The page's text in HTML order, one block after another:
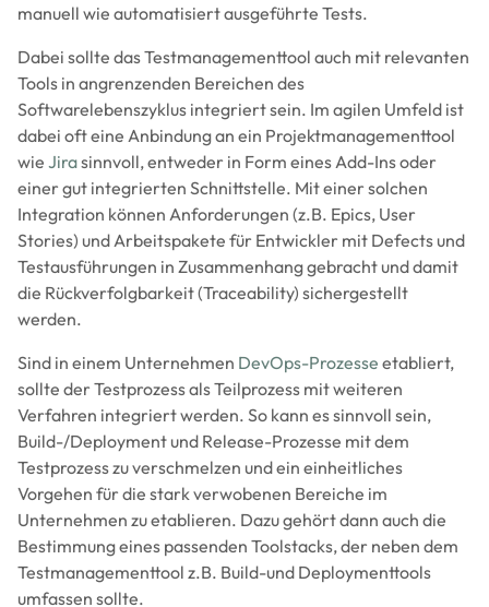
manuell wie automatisiert ausgeführte Tests.
Dabei sollte das Testmanagementtool auch mit relevanten
Tools in angrenzenden Bereichen des
Softwarelebenszyklus integriert sein. Im agilen Umfeld ist
dabei oft eine Anbindung an ein Projektmanagementtool
wie Jirasinnvoll, entweder in Form eines Add-Ins oder
einer gut integrierten Schnittstelle. Mit einer solchen
Integration können Anforderungen (z.B. Epics, User
Stories) und Arbeitspakete für Entwickler mit Defects und
Testausführungen in Zusammenhang gebracht und damit
die Rückverfolgbarkeit (Traceability) sichergestellt
werden.
Sind in einem Unternehmen DevOps-Prozesse etabliert,
sollte der Testprozess als Teilprozess mit weiteren
Verfahren integriert werden. So kann es sinnvoll sein,
Build-/Deployment und Release-Prozesse mit dem
Testprozess zu verschmelzen und ein einheitliches
Vorgehen für die stark verwobenen Bereiche im
Unternehmen zu etablieren. Dazu gehört dann auch die
Bestimmung eines passenden Toolstacks, der neben dem
Testmanagementtool z.B. Build-und Deploymenttools
umfassen sollte.